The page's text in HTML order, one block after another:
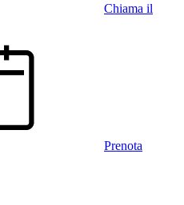
Chiama il
Prenota